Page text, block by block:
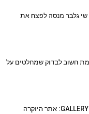
שי גלבר מנסה לפצח את
חשוב לבדוק שמחלטים על
סופר-פארם משיקה את GALLERY: אתר היוקרה